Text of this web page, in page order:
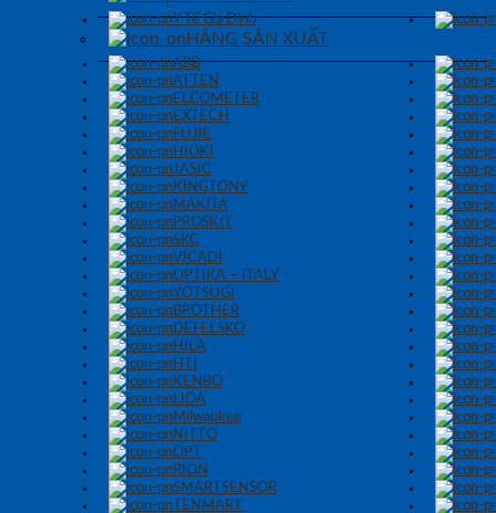
Y Tế Gia Đình
HÃNG SẢN XUẤT
ABB
ATTEN
ELCOMETER
EXTECH
FUJIE
HIOKI
JASIC
KINGTONY
MAKITA
PROSKIT
SKC
VICADI
OPTIKA – ITALY
YOTSUGI
BROTHER
DEFELSKO
HILA
HTI
KENBO
LIOA
Milwaukee
NITTO
OPT
RION
SMARTSENSOR
TENMART